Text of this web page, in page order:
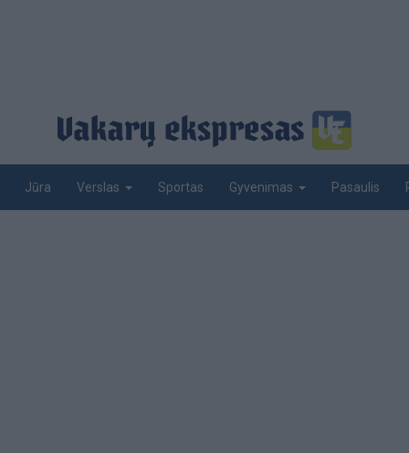
Jūra Verslas Sportas Gyvenimas Pasaulis